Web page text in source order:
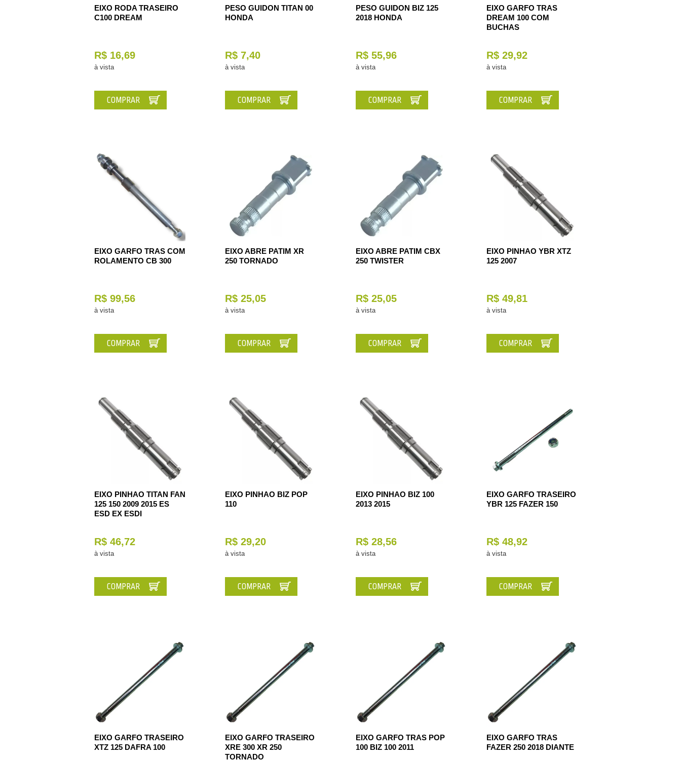
EIXO RODA TRASEIRO
C100 DREAM
R$ 16,69
à vista
COMPRAR
PESO GUIDON TITAN 00
HONDA
R$ 7,40
à vista
COMPRAR
PESO GUIDON BIZ 125
2018 HONDA
R$ 55,96
à vista
COMPRAR
EIXO GARFO TRAS
DREAM 100 COM
BUCHAS
R$ 29,92
à vista
COMPRAR
EIXO GARFO TRAS COM
ROLAMENTO CB 300
R$ 99,56
à vista
COMPRAR
EIXO ABRE PATIM XR
250 TORNADO
R$ 25,05
à vista
COMPRAR
EIXO ABRE PATIM CBX
250 TWISTER
R$ 25,05
à vista
COMPRAR
EIXO PINHAO YBR XTZ
125 2007
R$ 49,81
à vista
COMPRAR
EIXO PINHAO TITAN FAN
125 150 2009 2015 ES
ESD EX ESDI
R$ 46,72
à vista
COMPRAR
EIXO PINHAO BIZ POP
110
R$ 29,20
à vista
COMPRAR
EIXO PINHAO BIZ 100
2013 2015
R$ 28,56
à vista
COMPRAR
EIXO GARFO TRASEIRO
YBR 125 FAZER 150
R$ 48,92
à vista
COMPRAR
EIXO GARFO TRASEIRO
XTZ 125 DAFRA 100
EIXO GARFO TRASEIRO
XRE 300 XR 250
TORNADO
EIXO GARFO TRAS POP
100 BIZ 100 2011
EIXO GARFO TRAS
FAZER 250 2018 DIANTE